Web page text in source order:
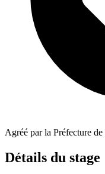
Agréé par la Préfecture de
Détails du stage